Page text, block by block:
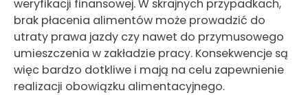
weryfikacji finansowej. W skrajnych przypadkach,
brak płacenia alimentów może prowadzić do
utraty prawa jazdy czy nawet do przymusowego
umieszczenia w zakładzie pracy. Konsekwencje są
więc bardzo dotkliwe i mają na celu zapewnienie
realizacji obowiązku alimentacyjnego.